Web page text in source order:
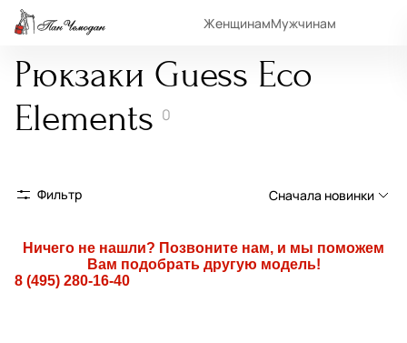
ЖенщинамМужчинам
Рюкзаки Guess Eco
Elements 0
Фильтр Сначала новинки
Сначала новинки
Сначала популярные
Ничего не нашли? Позвоните нам, и мы поможем
Вам подобрать другую модель!
8 (495) 280-16-40